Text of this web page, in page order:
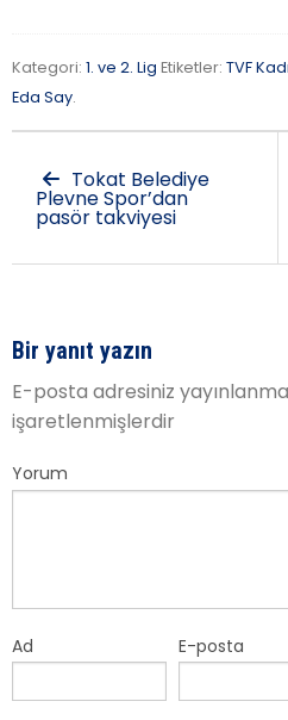
Kategori: 1. ve 2. Lig Etiketler: TVF
Eda Say.
Tokat Belediye
Plevne Spor’dan
pasör takviyesi
Bir yanıt yazın
E-posta adresiniz
işaretlenmişlerdir
Yorum
Ad E-posta